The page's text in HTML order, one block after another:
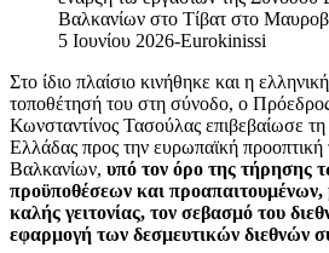
Βαλκανίων στο Τίβατ στο
5 Ιουνίου 2026-Eurokinissi
Στο ίδιο πλαίσιο κινήθηκε και η
τοποθέτησή του στη σύνοδο, ο
Κωνσταντίνος Τασούλας επιβεβαίωσε
Ελλάδας προς την ευρωπαϊκή
Βαλκανίων, υπό τον όρο της τήρησης
προϋποθέσεων και προαπαιτουμένων,
καλής γειτονίας, τον σεβασμό του
εφαρμογή των δεσμευτικών διεθνών